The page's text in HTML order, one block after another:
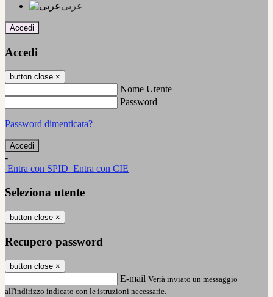
عربى
Accedi
Accedi
button close ×
Nome Utente
Password
Password dimenticata?
-
Entra con SPID Entra con CIE
Seleziona utente
button close ×
Recupero password
button close ×
E-mail Verrà inviato un messaggio
all'indirizzo indicato con le istruzioni necessarie.